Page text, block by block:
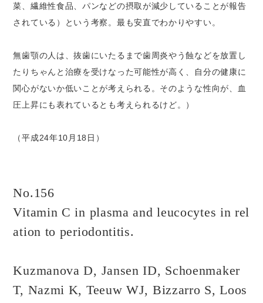
菜、繊維性食品、パンなどの摂取が減少していることが報告
されている）という考察。最も安直でわかりやすい。
無歯顎の人は、抜歯にいたるまで歯周炎やう蝕などを放置し
たりちゃんと治療を受けなった可能性が高く、自分の健康に
関心がないか低いことが考えられる。そのような性向が、血
圧上昇にも表れているとも考えられるけど。）
（平成24年10月18日）
No.156
Vitamin C in plasma and leucocytes in rel
ation to periodontitis.
Kuzmanova D, Jansen ID, Schoenmaker
T, Nazmi K, Teeuw WJ, Bizzarro S, Loos